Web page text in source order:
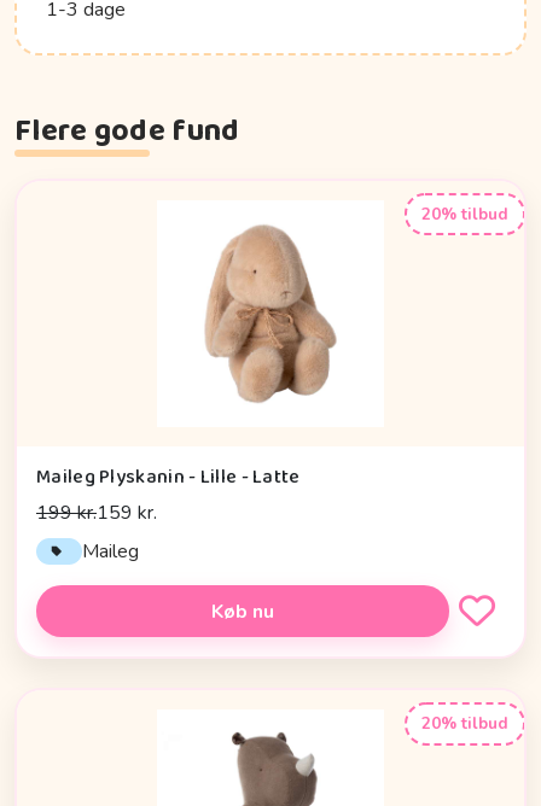
1-3 dage
Flere gode fund
20% tilbud
Maileg Plyskanin - Lille - Latte
199 kr.159 kr.
Maileg
Køb nu
20% tilbud